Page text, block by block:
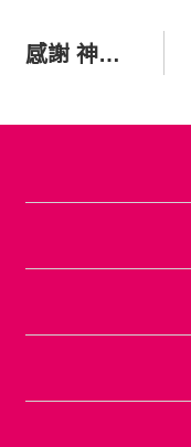
感謝 神！謝謝 #中華炎黃文教協進會 載來白米一批